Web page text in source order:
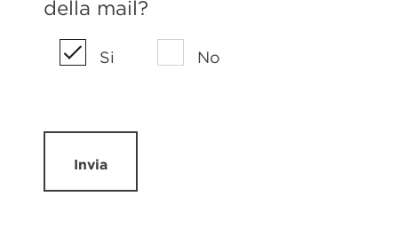
della mail?
Si No
Invia